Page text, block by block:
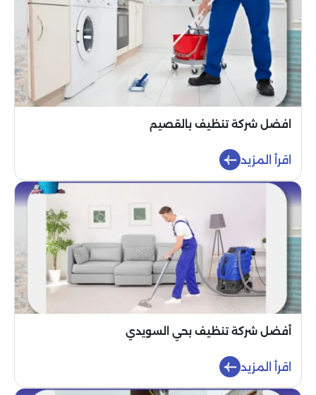
افضل شركة تنظيف بالقصيم
اقرأ المزيد
أفضل شركة تنظيف بحي السويدي
اقرأ المزيد